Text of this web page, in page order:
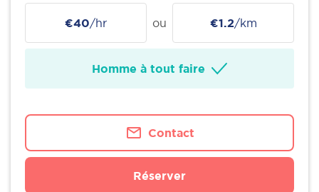
€40/hr ou €1.2/km
Homme à tout faire
Contact
Réserver